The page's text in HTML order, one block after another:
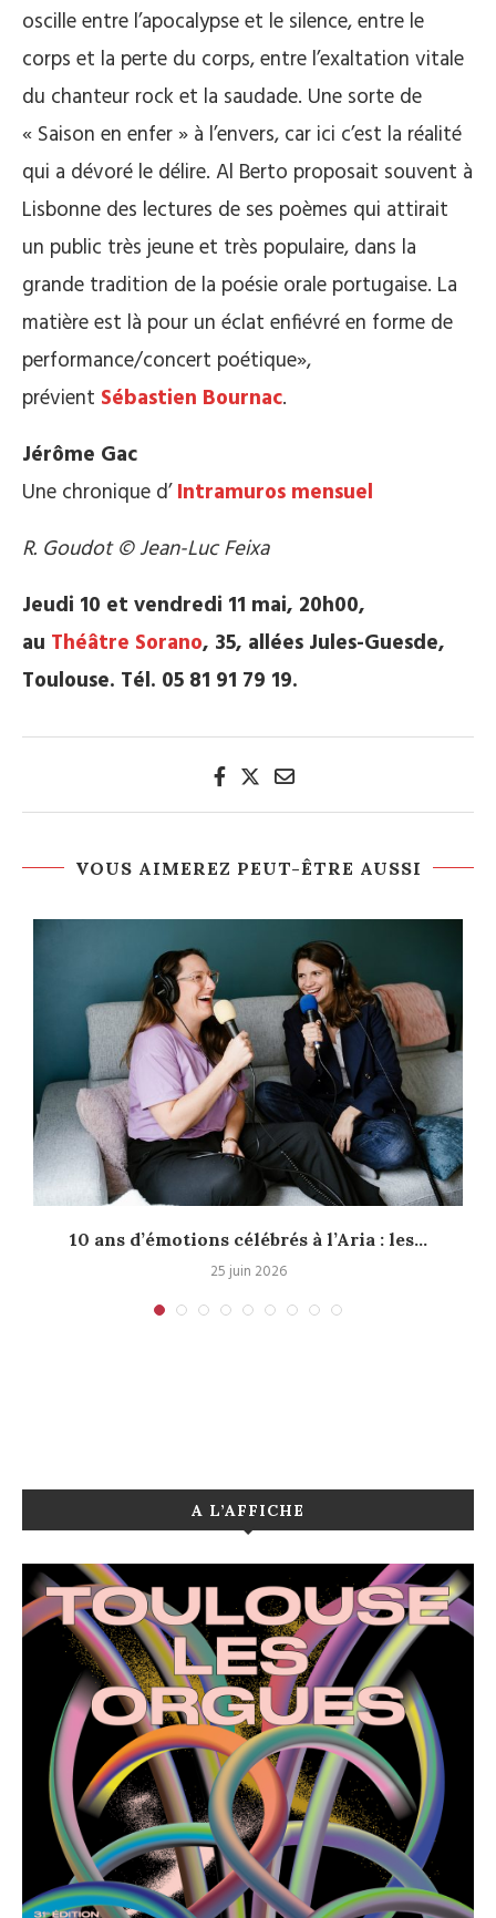
oscille entre l’apocalypse et le silence, entre le
corps et la perte du corps, entre l’exaltation vitale
du chanteur rock et la saudade. Une sorte de
« Saison en enfer » à l’envers, car ici c’est la réalité
qui a dévoré le délire. Al Berto proposait souvent à
Lisbonne des lectures de ses poèmes qui attirait
un public très jeune et très populaire, dans la
grande tradition de la poésie orale portugaise. La
matière est là pour un éclat enfiévré en forme de
performance/concert poétique»,
prévient Sébastien Bournac.
Jérôme Gac
Une chronique d’Intramuros mensuel
R. Goudot © Jean-Luc Feixa
Jeudi 10 et vendredi 11 mai, 20h00,
au Théâtre Sorano, 35, allées Jules-Guesde,
Toulouse. Tél. 05 81 91 79 19.
VOUS AIMEREZ PEUT-ÊTRE AUSSI
10 ans d’émotions célébrés à l’Aria : les...
25 juin 2026
A L’AFFICHE